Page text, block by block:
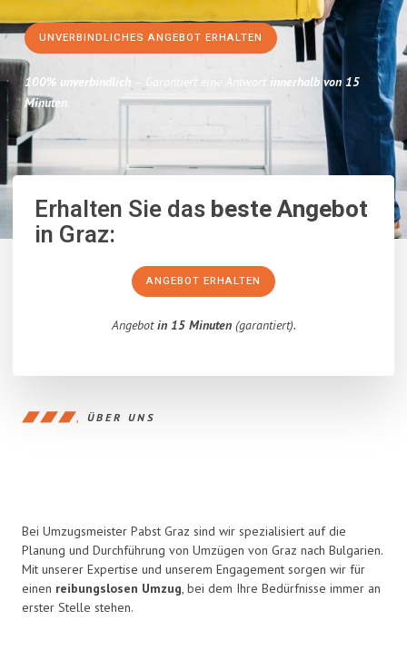
UNVERBINDLICHES ANGEBOT ERHALTEN
100% unverbindlich – Garantiert eine Antwort innerhalb von 15
Minuten.
Erhalten Sie dasbeste Angebot
in Graz:
ANGEBOT ERHALTEN
Angebotin 15 Minuten(garantiert).
ÜBER UNS
Bei Umzugsmeister Pabst Graz sind wir spezialisiert auf die
Planung und Durchführung von Umzügen von Graz nach Bulgarien.
Mit unserer Expertise und unserem Engagement sorgen wir für
einen reibungslosen Umzug, bei dem Ihre Bedürfnisse immer an
erster Stelle stehen.